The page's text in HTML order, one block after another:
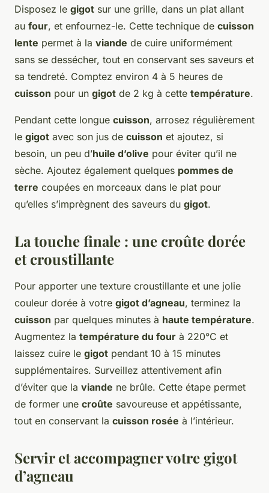
Disposez le gigot sur une grille, dans un plat allant
au four, et enfournez-le. Cette technique de cuisson
lente permet à la viande de cuire uniformément
sans se dessécher, tout en conservant ses saveurs et
sa tendreté. Comptez environ 4 à 5 heures de
cuisson pour un gigot de 2 kg à cette température.
Pendant cette longue cuisson, arrosez régulièrement
le gigot avec son jus de cuisson et ajoutez, si
besoin, un peu d’huile d’olive pour éviter qu’il ne
sèche. Ajoutez également quelques pommes de
terre coupées en morceaux dans le plat pour
qu’elles s’imprègnent des saveurs du gigot.
La touche finale : une croûte dorée
et croustillante
Pour apporter une texture croustillante et une jolie
couleur dorée à votre gigot d’agneau, terminez la
cuisson par quelques minutes à haute température.
Augmentez la température du four à 220°C et
laissez cuire le gigot pendant 10 à 15 minutes
supplémentaires. Surveillez attentivement afin
d’éviter que la viande ne brûle. Cette étape permet
de former une croûte savoureuse et appétissante,
tout en conservant la cuisson rosée à l’intérieur.
Servir et accompagner votre gigot
d’agneau